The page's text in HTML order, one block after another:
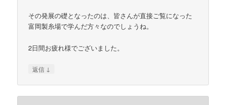
その発展の礎となったのは、皆さんが直接ご覧になった
富岡製糸場で学んだ方々なのでしょうね。
2日間お疲れ様でございました。
返信 ↓